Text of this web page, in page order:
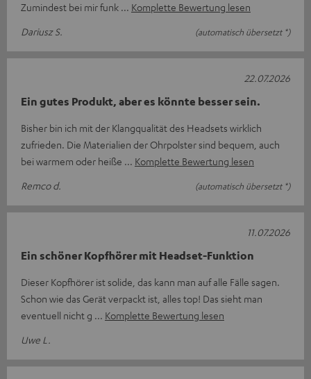
Zumindest bei mir funk
Komplette Bewertung lesen
Dariusz S.
(automatisch übersetzt *)
Ein gutes Produkt, aber es könnte besser sein.
Bisher bin ich mit der Klangqualität des Headsets wirklich
zufrieden. Die Materialien der Ohrpolster sind bequem, auch
bei warmem oder heiße
Komplette Bewertung lesen
Remco d.
(automatisch übersetzt *)
22.07.2026
Ein schöner Kopfhörer mit Headset-Funktion
Dieser Kopfhörer ist solide, das kann man auf alle Fälle sagen.
Schon wie das Gerät verpackt ist, alles top! Das sieht man
eventuell nicht g
Komplette Bewertung lesen
Uwe L.
11.07.2026